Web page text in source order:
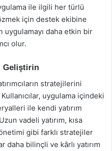
ile ilgili her türlü
için destek ekibine
uygulamayı daha etkin bir
olur.
Geliştirin
stratejilerini
uygulama içindeki
ile kendi yatırım
vadeli yatırım, kısa
gibi farklı stratejiler
daha bilinçli ve kârlı yatırım